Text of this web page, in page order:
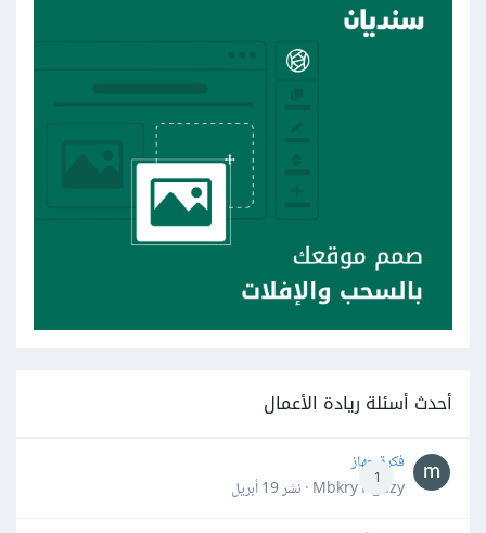
أحدث أسئلة ريادة الأعمال
1
فكرة جهاز
Mbkry Hgazy · نشر
19 أبريل